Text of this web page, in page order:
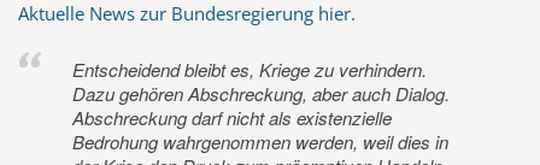
Aktuelle News zur Bundesregierung hier.
Entscheidend bleibt es, Kriege zu verhindern.
Dazu gehören Abschreckung, aber auch Dialog.
Abschreckung darf nicht als existenzielle
Bedrohung wahrgenommen werden, weil dies in